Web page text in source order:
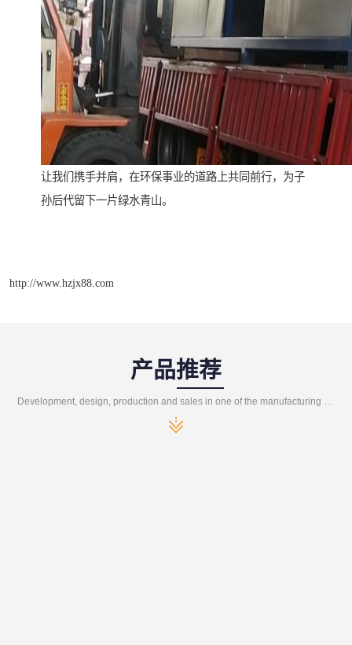
让我们携手并肩，在环保事业的道路上共同前行，为子
孙后代留下一片绿水青山。
http://www.hzjx88.com
产品推荐